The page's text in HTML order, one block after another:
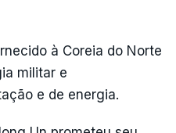
à Coreia do Norte
militar e
e de energia.